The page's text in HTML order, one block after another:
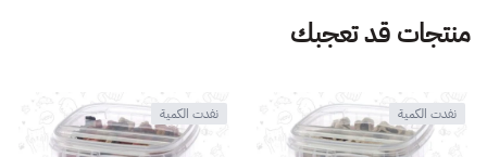
منتجات قد تعجبك
نفدت الكمية نفدت الكمية